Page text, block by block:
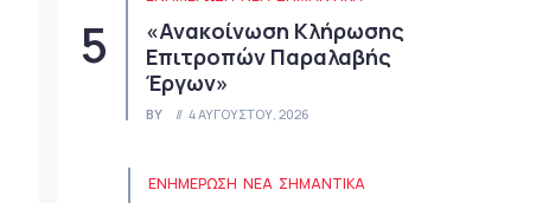
«Ανακοίνωση Κλήρωσης
Επιτροπών Παραλαβής
Έργων»
BY 4 ΑΥΓΟΎΣΤΟΥ, 2026
ΕΝΗΜΕΡΩΣΗ ΝΈΑ ΣΗΜΑΝΤΙΚΆ